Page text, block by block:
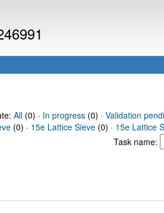
All(0) · In progress(0) · Validation
(0) · 15e Lattice Sieve (0) · 15e Lattice
Task name: